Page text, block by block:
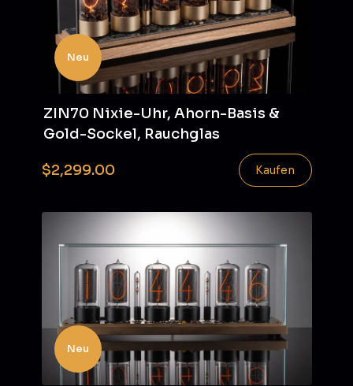
Neu
ZIN70 Nixie-Uhr, Ahorn-Basis &
Gold-Sockel, Rauchglas
$2,299.00 Kaufen
Neu